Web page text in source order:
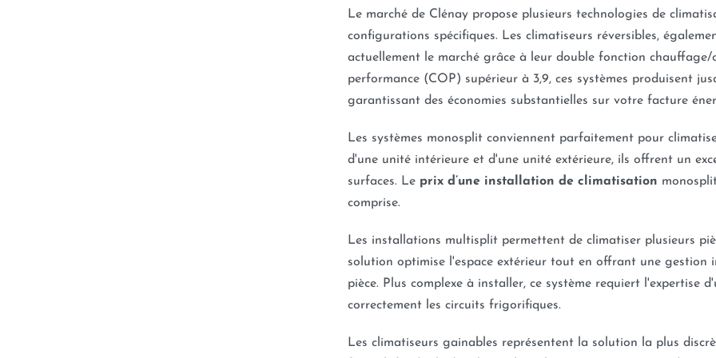
Le marché de Clénay propose plusieurs technologies de
configurations spécifiques. Les climatiseurs réversibles,
actuellement le marché grâce à leur double fonction
performance (COP) supérieur à 3,9, ces systèmes produisent
garantissant des économies substantielles sur votre facture
Les systèmes monosplit conviennent parfaitement pour
d'une unité intérieure et d'une unité extérieure, ils offrent un
surfaces. Le prix d’une installation de climatisation
comprise.
Les installations multisplit permettent de climatiser plusieurs
solution optimise l'espace extérieur tout en offrant une gestion
pièce. Plus complexe à installer, ce système requiert l'expertise
correctement les circuits frigorifiques.
Les climatiseurs gainables représentent la solution la plus